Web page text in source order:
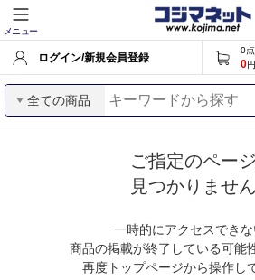
メニュー
ログイン/新規会員登録
0点
0円
全ての商品
ご指定のペー
見つかりません
一時的にアクセスできな
商品の掲載が終了している可能
再度トップページから操作し